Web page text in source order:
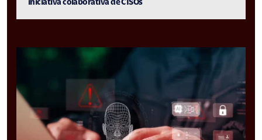
iniciativa colaborativa de CISOs